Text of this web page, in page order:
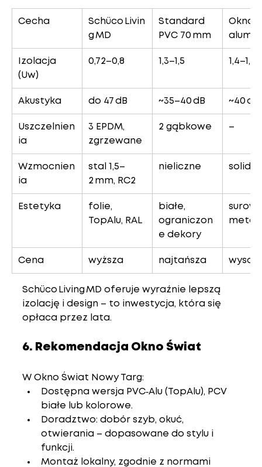
Cecha
Schüco Livin
g MD
Standard
PVC 70 mm
Okna
Izolacja
(Uw)
0,72–0,8 1,3–1,5 1,4–1,8
Akustyka do 47 dB ~35–40 dB ~40 dB
Uszczelnien
ia
3 EPDM,
zgrzewane
2 gąbkowe –
Wzmocnien
ia
stal 1,5–
2 mm, RC2
nieliczne
Estetyka
folie,
TopAlu, RAL
białe,
ograniczon
e dekory
metal
Cena wyższa najtańsza
Schüco Living MD oferuje wyraźnie lepszą
izolację i design – to inwestycja, która się
opłaca przez lata.
6. Rekomendacja Okno Świat
W Okno Świat Nowy Targ:
Dostępna wersja PVC‑Alu (TopAlu), PCV
białe lub kolorowe.
Doradztwo: dobór szyb, okuć,
otwierania – dopasowane do stylu i
funkcji.
Montaż lokalny, zgodnie z normami